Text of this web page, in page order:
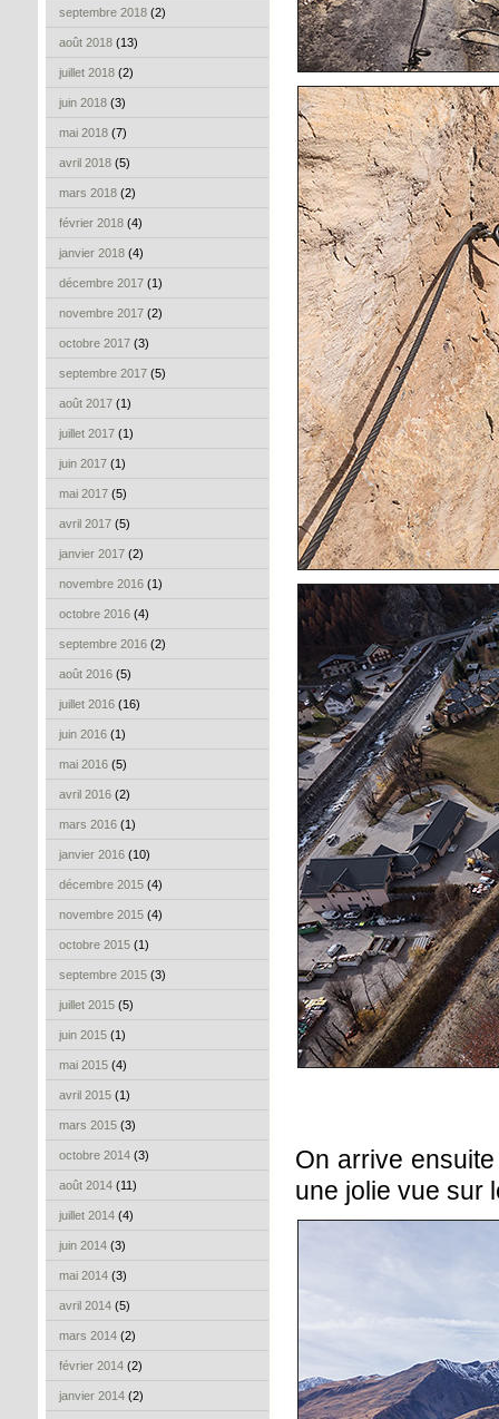
septembre 2018 (2)
août 2018 (13)
juillet 2018 (2)
juin 2018 (3)
mai 2018 (7)
avril 2018 (5)
mars 2018 (2)
février 2018 (4)
janvier 2018 (4)
décembre 2017 (1)
novembre 2017 (2)
octobre 2017 (3)
septembre 2017 (5)
août 2017 (1)
juillet 2017 (1)
juin 2017 (1)
mai 2017 (5)
avril 2017 (5)
janvier 2017 (2)
novembre 2016 (1)
octobre 2016 (4)
septembre 2016 (2)
août 2016 (5)
juillet 2016 (16)
juin 2016 (1)
mai 2016 (5)
avril 2016 (2)
mars 2016 (1)
janvier 2016 (10)
décembre 2015 (4)
novembre 2015 (4)
octobre 2015 (1)
septembre 2015 (3)
juillet 2015 (5)
juin 2015 (1)
mai 2015 (4)
avril 2015 (1)
mars 2015 (3)
octobre 2014 (3)
août 2014 (11)
juillet 2014 (4)
juin 2014 (3)
mai 2014 (3)
avril 2014 (5)
mars 2014 (2)
février 2014 (2)
janvier 2014 (2)
On arrive
une jolie vue sur